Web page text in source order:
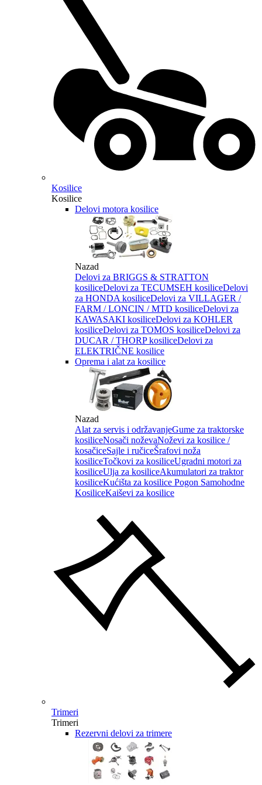
Kosilice
Kosilice
Delovi motora kosilice
Nazad
Delovi za BRIGGS & STRATTON
kosiliceDelovi za TECUMSEH kosiliceDelovi
za HONDA kosiliceDelovi za VILLAGER /
FARM / LONCIN / MTD kosiliceDelovi za
KAWASAKI kosiliceDelovi za KOHLER
kosiliceDelovi za TOMOS kosiliceDelovi za
DUCAR / THORP kosiliceDelovi za
ELEKTRIČNE kosilice
Oprema i alat za kosilice
Nazad
Alat za servis i održavanjeGume za traktorske
kosiliceNosači noževaNoževi za kosilice /
kosačiceSajle i ručiceŠrafovi noža
kosiliceTočkovi za kosiliceUgradni motori za
kosiliceUlja za kosiliceAkumulatori za traktor
kosiliceKućišta za kosilice Pogon Samohodne
KosiliceKaiševi za kosilice
Trimeri
Trimeri
Rezervni delovi za trimere